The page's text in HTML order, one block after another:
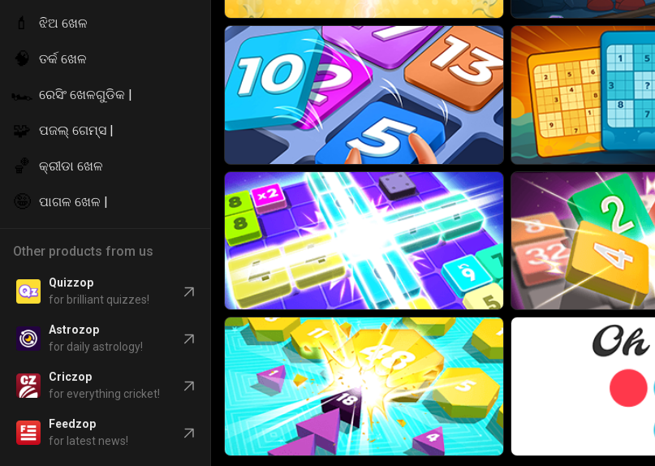
💄 ଝିଅ ଖେଳ
🧠 ତର୍କ ଖେଳ
🏎️ ରେସିଂ ଖେଳଗୁଡିକ |
🧩 ପଜଲ୍ ଗେମ୍ସ |
🏀 କ୍ରୀଡା ଖେଳ
🤪 ପାଗଳ ଖେଳ |
Other products from us
Quizzop
for brilliant quizzes!
Astrozop
for daily astrology!
Criczop
for everything cricket!
Feedzop
for latest news!